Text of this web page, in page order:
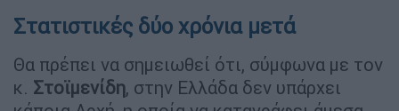
Στατιστικές δύο χρόνια μετά
Θα πρέπει να σημειωθεί ότι, σύμφωνα με τον
κ. Στοϊμενίδη, στην Ελλάδα δεν υπάρχει